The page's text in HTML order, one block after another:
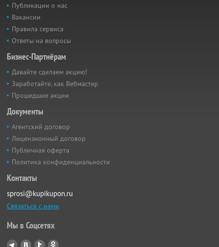
Публикации о нас
Вакансии
Правила сервиса
Ответы на вопросы
Бизнес-Партнёрам
Давайте сделаем акцию!
Заработайте, как Вебмастер
Прошедшие акции
Документы
Агентский договор
Лицензионный договор
Публичная оферта
Политика конфиденциальности
Контакты
sprosi@kupikupon.ru
Связаться с нами
Мы в Соцсетях